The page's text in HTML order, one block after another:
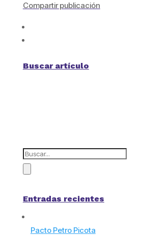
Compartir publicación
Buscar artículo
Entradas recientes
Pacto Petro Picota